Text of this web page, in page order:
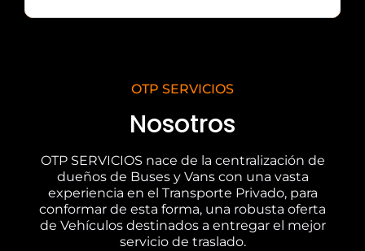
OTP SERVICIOS
Nosotros
OTP SERVICIOS nace de la centralización de
dueños de Buses y Vans con una vasta
experiencia en el Transporte Privado, para
conformar de esta forma, una robusta oferta
de Vehículos destinados a entregar el mejor
servicio de traslado.